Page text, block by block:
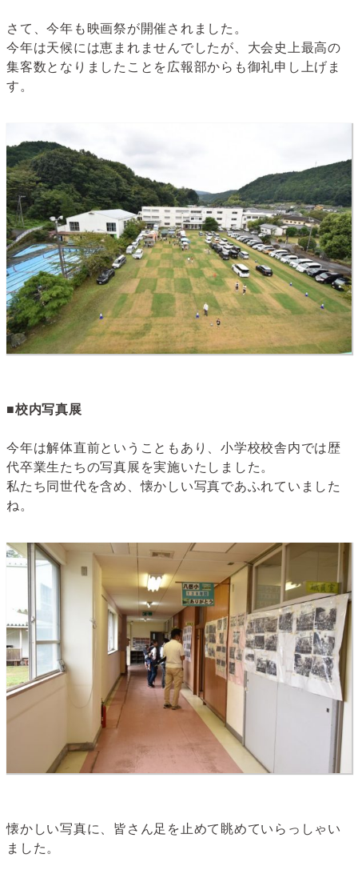
さて、今年も映画祭が開催されました。
今年は天候には恵まれませんでしたが、大会史上最高の
集客数となりましたことを広報部からも御礼申し上げま
す。
■校内写真展
今年は解体直前ということもあり、小学校校舎内では歴
代卒業生たちの写真展を実施いたしました。
私たち同世代を含め、懐かしい写真であふれていました
ね。
懐かしい写真に、皆さん足を止めて眺めていらっしゃい
ました。